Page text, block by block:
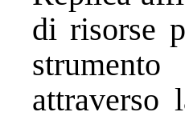
di risorse
attraverso